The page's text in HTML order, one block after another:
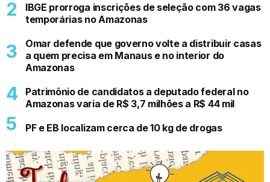
IBGE prorroga inscrições de seleção com 36 vagas
temporárias no Amazonas
Omar defende que governo volte a distribuir casas
a quem precisa em Manaus e no interior do
Amazonas
Patrimônio de candidatos a deputado federal no
Amazonas varia de R$ 3,7 milhões a R$ 44 mil
PF e EB localizam cerca de 10 kg de drogas